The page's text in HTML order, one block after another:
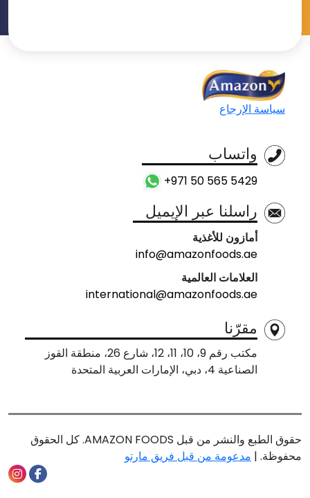
سياسة الإرجاع
واتساب
+971 50 565 5429
راسلنا عبر الإيميل
أمازون للأغذية
info@amazonfoods.ae
العلامات العالمية
international@amazonfoods.ae
مقرّنا
مكتب رقم 9، 10، 11، 12، شارع 26، منطقة القوز
الصناعية 4، دبي، الإمارات العربية المتحدة
حقوق الطبع والنشر من قبل AMAZON FOODS. كل الحقوق
محفوظة. | مدعومة من قبل فريق مارتو